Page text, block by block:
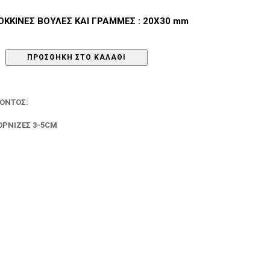
ΒΟΥΛΕΣ ΚΑΙ ΓΡΑΜΜΕΣ : 20Χ30 mm
ΠΡΟΣΘΉΚΗ ΣΤΟ ΚΑΛΆΘΙ
3-5CM